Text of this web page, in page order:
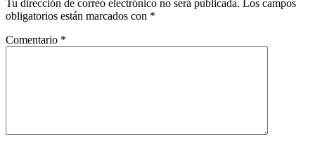
Tu dirección de correo electrónico no será publicada. Los campos
obligatorios están marcados con *
Comentario *